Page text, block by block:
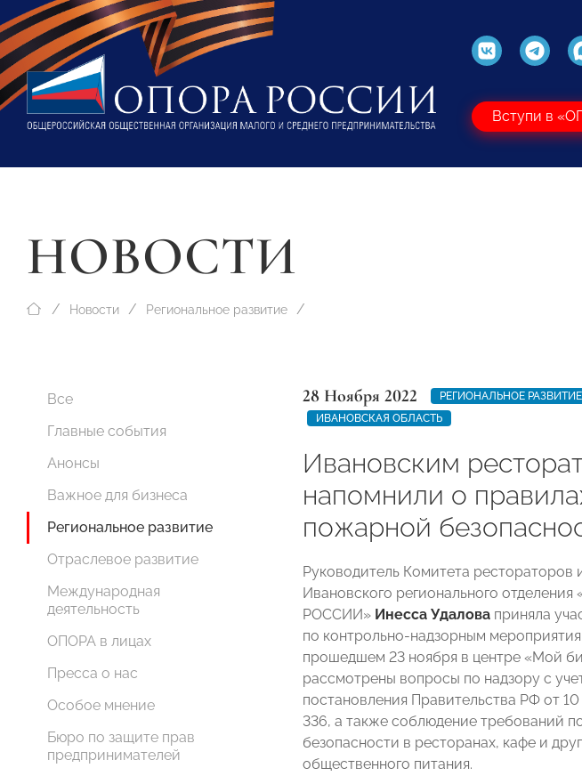
Вступи в
НОВОСТИ
Новости Региональное развитие
Все
Главные события
Анонсы
Важное для бизнеса
Региональное развитие
Отраслевое развитие
Международная
деятельность
ОПОРА в лицах
Пресса о нас
Особое мнение
Бюро по защите прав
предпринимателей
28 Ноября 2022
РЕГИОНАЛЬНОЕ РАЗВИТИЕ
ИВАНОВСКАЯ ОБЛАСТЬ
Ивановским
напомнили о
пожарной
Руководитель Комитета рестораторов
Ивановского регионального
РОССИИ» Инесса Удалова приняла
по контрольно-надзорным
прошедшем 23 ноября в центре «Мой
рассмотрены вопросы по надзору с
постановления Правительства РФ от
336, а также соблюдение требований
безопасности в ресторанах, кафе и
общественного питания.